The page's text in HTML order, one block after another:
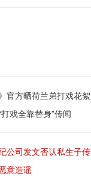
官方晒荷兰弟打戏花絮
戏全靠替身”传闻
公司发文否认私生子传
意造谣